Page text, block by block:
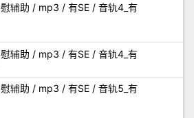
辅助 / mp3 / 有SE / 音轨4_有
辅助 / mp3 / 有SE / 音轨4_有
辅助 / mp3 / 有SE / 音轨5_有